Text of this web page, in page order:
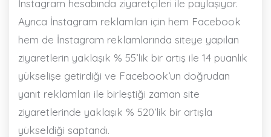
İnstagram hesabında ziyaretçileri ile paylaşıyor.
Ayrıca İnstagram reklamları için hem Facebook
hem de İnstagram reklamlarında siteye yapılan
ziyaretlerin yaklaşık % 55’lik bir artış ile 14 puanlık
yükselişe getirdiği ve Facebook’un doğrudan
yanıt reklamları ile birleştiği zaman site
ziyaretlerinde yaklaşık % 520’lik bir artışla
yükseldiği saptandı.